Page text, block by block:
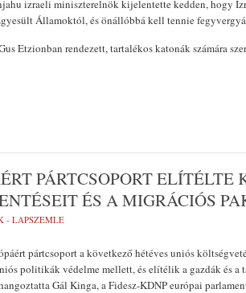
izraeli miniszterelnök kijelentette kedden, hogy
Államoktól, és önállóbbá kell tennie
Etzionban rendezett, tartalékos katonák számára
PÁRTCSOPORT
ÉS A MIGRÁCIÓS
- LAPSZEMLE
pártcsoport a következő hétéves uniós
politikák védelme mellett, és elítélik a gazdák és a
Gál Kinga, a Fidesz-KDNP európai